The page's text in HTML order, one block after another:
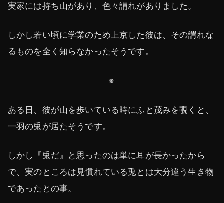
実家には持ち山があり、色々謂れがありました。
しかし若い頃に学業のため上京した彼は、その謂れな
るものを全く知らなかったそうです。
※
ある日、彼が山を歩いている時にふと茂みを覗くと、
一羽の兎が居たそうです。
しかし『兎だ』と思ったのは単に耳が長かったから
で、実のところは見慣れている兎とは大分違う生き物
であったとの事。